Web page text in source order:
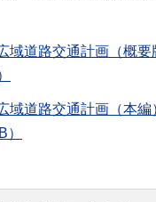
域道路交通計画（概要
域道路交通計画（本編